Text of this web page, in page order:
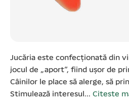
Jucăria este confecționată din
jocul de „aport”, fiind ușor de
Câinilor le place să alerge, să
Stimulează interesul... Citeste